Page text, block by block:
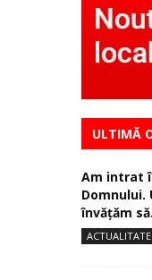
ULTIMĂ
Am intrat
Domnului.
învăţăm
ACTUALITATE